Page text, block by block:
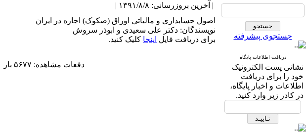
جستجوی پیشرفته
دریافت اطلاعات پایگاه
نشانی پست الکترونیک
خود را برای دریافت
اطلاعات و اخبار پایگاه،
در کادر زیر وارد کنید.
| آخرین بروزرسانی: ۱۳۹۱/۸/۸ |
اصول حسابداری و مالیاتی اوراق (صکوک) اجاره در ایران
نویسندگان: دکتر علی سعیدی و ابوذر سروش
برای دریافت فایل اینجا کلیک کنید.
دفعات مشاهده: ۵۶۷۷ بار | دفعات چاپ: ۱۴۴۰ بار | دفعات ارسال به دیگران: ۸۴ بار |